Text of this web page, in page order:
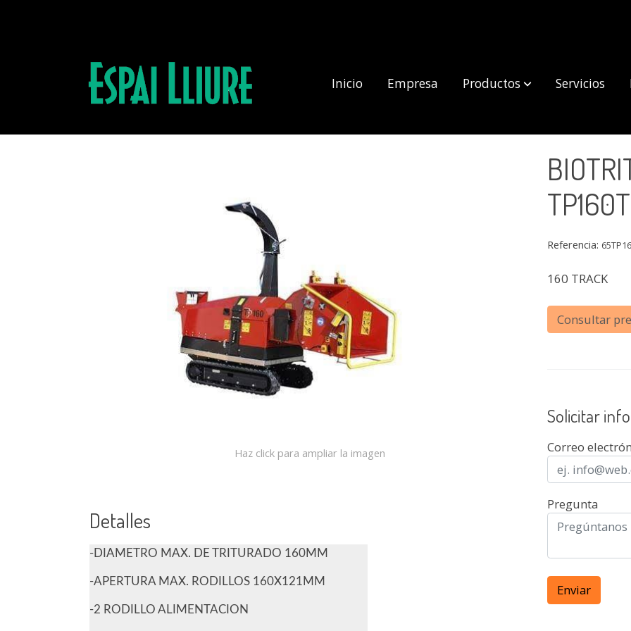
Inicio Empresa Productos Servicios
Productos BIOTRITURADORA TP160TRACK
Haz click para ampliar la imagen
Detalles
-DIAMETRO MAX. DE TRITURADO 160MM
-APERTURA MAX. RODILLOS 160X121MM
-2 RODILLO ALIMENTACION
Referencia:
160 TRACK
Consultar
Solicitar
Correo
Pregunta
Enviar